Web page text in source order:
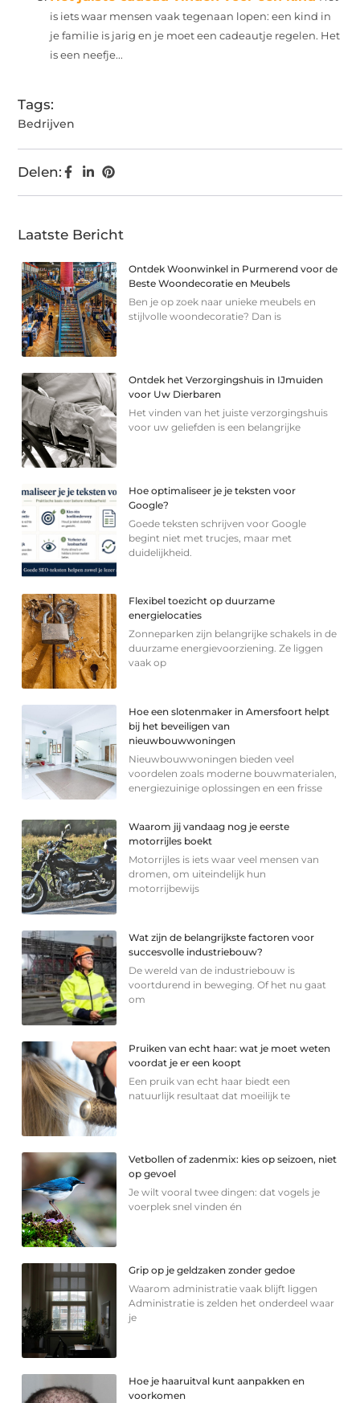
is iets waar mensen vaak tegenaan lopen: een kind in
je familie is jarig en je moet een cadeautje regelen. Het
is een neefje...
Tags:
Bedrijven
Delen:
Laatste Bericht
Ontdek Woonwinkel in Purmerend voor de
Beste Woondecoratie en Meubels
Ben je op zoek naar unieke meubels en
stijlvolle woondecoratie? Dan is
Ontdek het Verzorgingshuis in IJmuiden
voor Uw Dierbaren
Het vinden van het juiste verzorgingshuis
voor uw geliefden is een belangrijke
Hoe optimaliseer je je teksten voor
Google?
Goede teksten schrijven voor Google
begint niet met trucjes, maar met
duidelijkheid.
Flexibel toezicht op duurzame
energielocaties
Zonneparken zijn belangrijke schakels in de
duurzame energievoorziening. Ze liggen
vaak op
Hoe een slotenmaker in Amersfoort helpt
bij het beveiligen van
nieuwbouwwoningen
Nieuwbouwwoningen bieden veel
voordelen zoals moderne bouwmaterialen,
energiezuinige oplossingen en een frisse
Waarom jij vandaag nog je eerste
motorrijles boekt
Motorrijles is iets waar veel mensen van
dromen, om uiteindelijk hun
motorrijbewijs
Wat zijn de belangrijkste factoren voor
succesvolle industriebouw?
De wereld van de industriebouw is
voortdurend in beweging. Of het nu gaat
om
Pruiken van echt haar: wat je moet weten
voordat je er een koopt
Een pruik van echt haar biedt een
natuurlijk resultaat dat moeilijk te
Vetbollen of zadenmix: kies op seizoen, niet
op gevoel
Je wilt vooral twee dingen: dat vogels je
voerplek snel vinden én
Grip op je geldzaken zonder gedoe
Waarom administratie vaak blijft liggen
Administratie is zelden het onderdeel waar
je
Hoe je haaruitval kunt aanpakken en
voorkomen